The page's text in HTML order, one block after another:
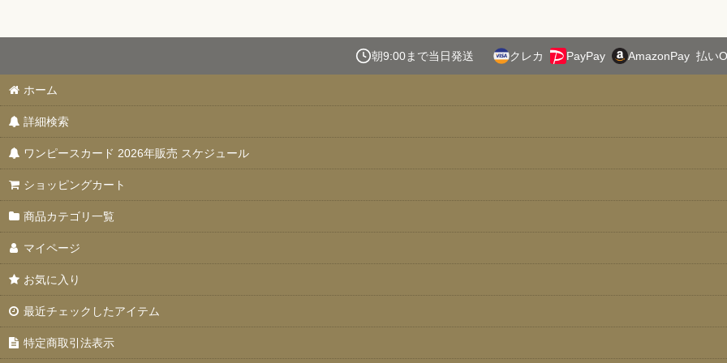
朝9:00まで当日発送 クレカ PayPay AmazonPay 払い
ホーム
詳細検索
ワンピースカード 2026年販売 スケジュール
ショッピングカート
商品カテゴリ一覧
マイページ
お気に入り
最近チェックしたアイテム
特定商取引法表示